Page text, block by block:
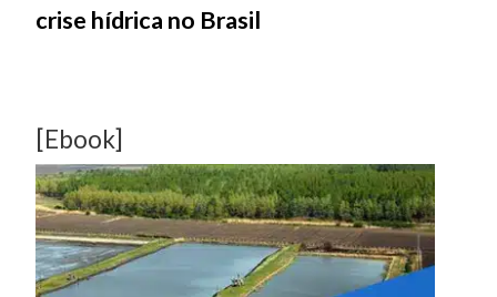
crise hídrica no Brasil
[Ebook]